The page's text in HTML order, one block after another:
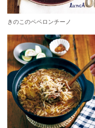
きのこのペペロンチーノ